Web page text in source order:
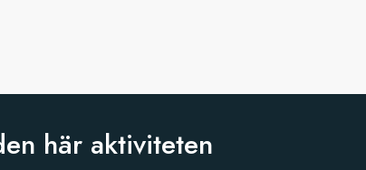
här aktiviteten